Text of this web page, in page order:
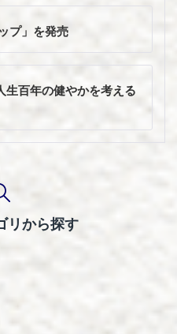
プ」を発売
生百年の健やかを考える
リから探す